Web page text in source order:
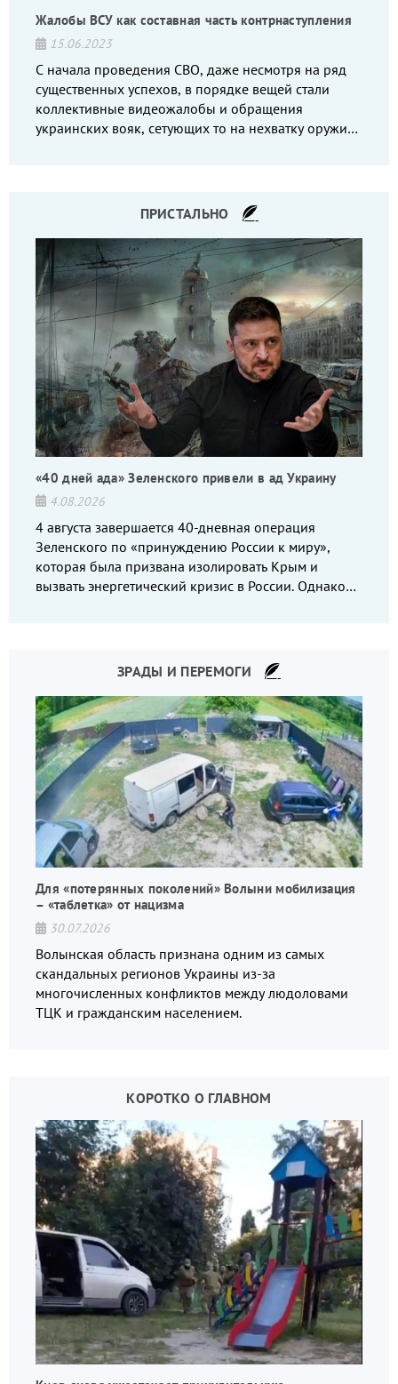
Жалобы ВСУ как составная часть контрнаступления
15.06.2023
С начала проведения СВО, даже несмотря на ряд
существенных успехов, в порядке вещей стали
коллективные видеожалобы и обращения
украинских вояк, сетующих то на нехватку оружия,
ПРИСТАЛЬНО
«40 дней ада» Зеленского привели в ад Украину
4.08.2026
4 августа завершается 40-дневная операция
Зеленского по «принуждению России к миру»,
которая была призвана изолировать Крым и
вызвать энергетический кризис в России. Однако
ЗРАДЫ И ПЕРЕМОГИ
Для «потерянных поколений» Волыни мобилизация
– «таблетка» от нацизма
30.07.2026
Волынская область признана одним из самых
скандальных регионов Украины из-за
многочисленных конфликтов между людоловами
ТЦК и гражданским населением.
КОРОТКО О ГЛАВНОМ